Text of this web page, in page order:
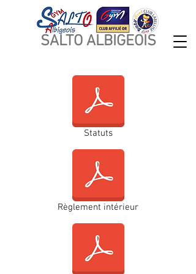
SALTO ALBIGEOISDOCS
Statuts
Règlement intérieur